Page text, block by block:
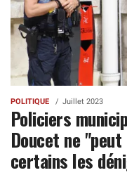
POLITIQUE Juillet 2023
Policiers
Doucet ne
certains les